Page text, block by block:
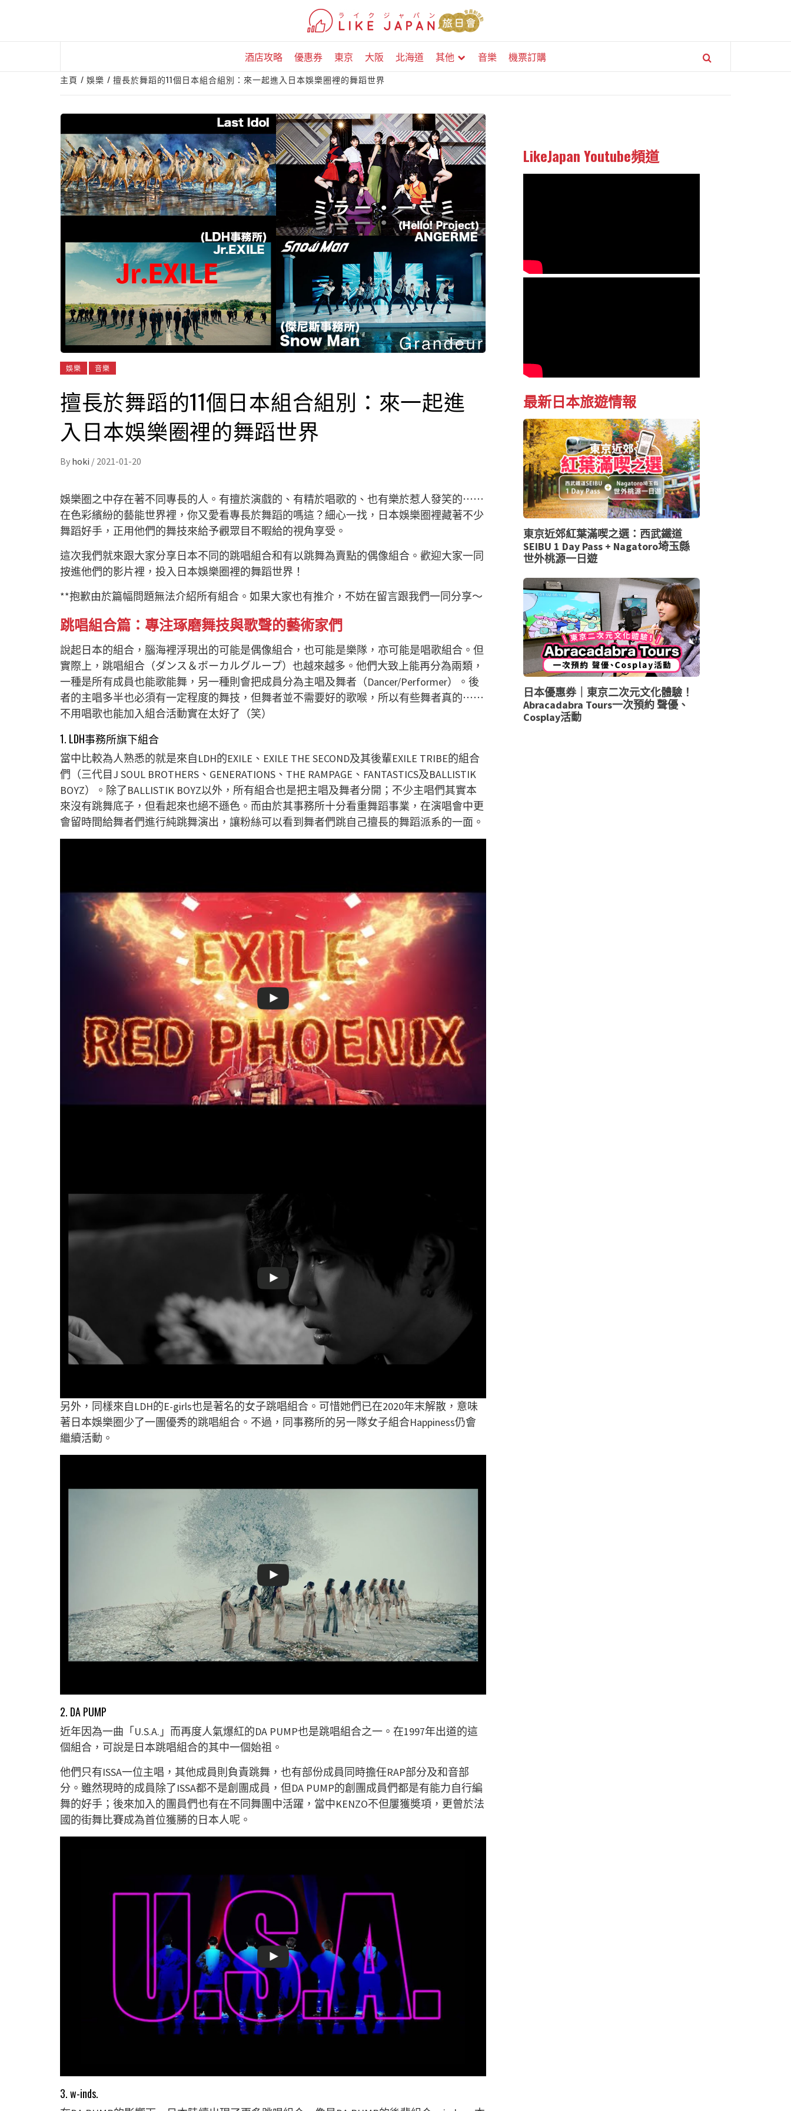
酒店攻略 優惠券 東京 大阪 北海道 其他 音樂 機票訂購
主頁 娛樂 擅長於舞蹈的11個日本組合組別：來一起進入日本娛樂圈裡的舞蹈世界
娛樂 音樂
擅長於舞蹈的11個日本組合組別：來一起進
入日本娛樂圈裡的舞蹈世界
By hoki / 2021-01-20
娛樂圈之中存在著不同專長的人。有擅於演戲的、有精於唱歌的、也有樂於惹人發笑的⋯⋯
在色彩繽紛的藝能世界裡，你又愛看專長於舞蹈的嗎這？細心一找，日本娛樂圈裡藏著不少
舞蹈好手，正用他們的舞技來給予觀眾目不睱給的視角享受。
這次我們就來跟大家分享日本不同的跳唱組合和有以跳舞為賣點的偶像組合。歡迎大家一同
按進他們的影片裡，投入日本娛樂圈裡的舞蹈世界！
**抱歉由於篇幅問題無法介紹所有組合。如果大家也有推介，不妨在留言跟我們一同分享～
跳唱組合篇：專注琢磨舞技與歌聲的藝術家們
說起日本的組合，腦海裡浮現出的可能是偶像組合，也可能是樂隊，亦可能是唱歌組合。但
實際上，跳唱組合（ダンス＆ボーカルグループ）也越來越多。他們大致上能再分為兩類，
一種是所有成員也能歌能舞，另一種則會把成員分為主唱及舞者（Dancer/Performer）。後
者的主唱多半也必須有一定程度的舞技，但舞者並不需要好的歌喉，所以有些舞者真的⋯⋯
不用唱歌也能加入組合活動實在太好了（笑）
1. LDH事務所旗下組合
當中比較為人熟悉的就是來自LDH的EXILE、EXILE THE SECOND及其後輩EXILE TRIBE的組合
們（三代目J SOUL BROTHERS、GENERATIONS、THE RAMPAGE、FANTASTICS及BALLISTIK
BOYZ）。除了BALLISTIK BOYZ以外，所有組合也是把主唱及舞者分開；不少主唱們其實本
來沒有跳舞底子，但看起來也絕不遜色。而由於其事務所十分看重舞蹈事業，在演唱會中更
會留時間給舞者們進行純跳舞演出，讓粉絲可以看到舞者們跳自己擅長的舞蹈派系的一面。
另外，同樣來自LDH的E-girls也是著名的女子跳唱組合。可惜她們已在2020年末解散，意味
著日本娛樂圈少了一團優秀的跳唱組合。不過，同事務所的另一隊女子組合Happiness仍會
繼續活動。
2. DA PUMP
近年因為一曲「U.S.A.」而再度人氣爆紅的DA PUMP也是跳唱組合之一。在1997年出道的這
個組合，可說是日本跳唱組合的其中一個始祖。
他們只有ISSA一位主唱，其他成員則負責跳舞，也有部份成員同時擔任RAP部分及和音部
分。雖然現時的成員除了ISSA都不是創團成員，但DA PUMP的創團成員們都是有能力自行編
舞的好手；後來加入的團員們也有在不同舞團中活躍，當中KENZO不但屢獲奬項，更曾於法
國的街舞比賽成為首位獲勝的日本人呢。
3. w-inds.
LikeJapan Youtube頻道
最新日本旅遊情報
東京近郊紅葉滿喫之選：西武鐵道
SEIBU 1 Day Pass + Nagatoro埼玉縣
世外桃源一日遊
日本優惠券｜東京二次元文化體驗！
Abracadabra Tours一次預約 聲優、
Cosplay活動